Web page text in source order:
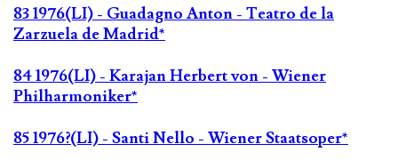
83 1976(LI) - Guadagno Anton - Teatro de la
Zarzuela de Madrid*
84 1976(LI) - Karajan Herbert von - Wiener
Philharmoniker*
85 1976?(LI) - Santi Nello - Wiener Staatsoper*